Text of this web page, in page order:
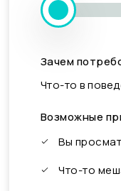
Зачем
Что-то в
Возможные
Вы
Что-то